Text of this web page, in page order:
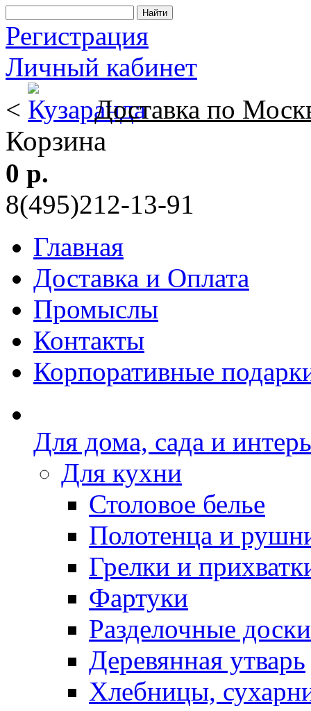
Регистрация
Личный кабинет
<
Доставка по
Корзина
0 р.
8(495)212-13-91
Главная
Доставка и Оплата
Промыслы
Контакты
Корпоративные
Для дома, сада и
Для кухни
Столовое белье
Полотенца и
Грелки и
Фартуки
Разделочные доски
Деревянная утварь
Хлебницы,